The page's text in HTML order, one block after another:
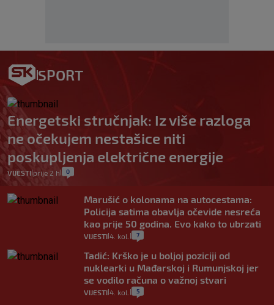
SPORT
Energetski stručnjak: Iz više razloga
ne očekujem nestašice niti
poskupljenja električne energije
VIJESTI prije 2 h 0
Marušić o kolonama na autocestama:
Policija satima obavlja očevide nesreća
kao prije 50 godina. Evo kako to ubrzati
VIJESTI 4. kol. 7
Tadić: Krško je u boljoj poziciji od
nuklearki u Mađarskoj i Rumunjskoj jer
se vodilo računa o važnoj stvari
VIJESTI 4. kol. 5